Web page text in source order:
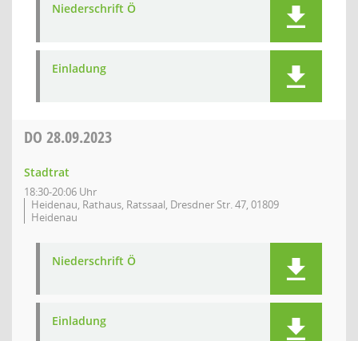
Niederschrift Ö
Einladung
DO 28.09.2023
Stadtrat
18:30-20:06 Uhr
Heidenau, Rathaus, Ratssaal, Dresdner Str. 47, 01809
Heidenau
Niederschrift Ö
Einladung